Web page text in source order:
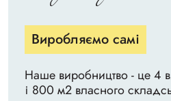
Виробляємо самі
Наше виробництво - це 4
і 800 м2 власного